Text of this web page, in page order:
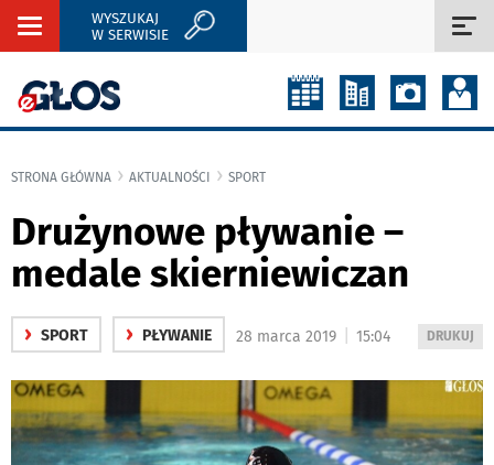
Rozwiń
WYSZUKAJ
W SERWISIE
STRONA GŁÓWNA AKTUALNOŚCI SPORT
Drużynowe pływanie –
medale skierniewiczan
› SPORT › PŁYWANIE
WYDRUKUJ
DRUKUJ
28 marca 2019 15:04